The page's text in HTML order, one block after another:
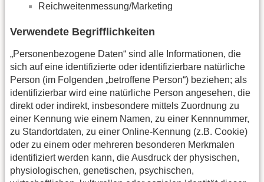
Reichweitenmessung/Marketing
Verwendete Begrifflichkeiten
„Personenbezogene Daten“ sind alle Informationen, die
sich auf eine identifizierte oder identifizierbare natürliche
Person (im Folgenden „betroffene Person“) beziehen; als
identifizierbar wird eine natürliche Person angesehen, die
direkt oder indirekt, insbesondere mittels Zuordnung zu
einer Kennung wie einem Namen, zu einer Kennnummer,
zu Standortdaten, zu einer Online-Kennung (z.B. Cookie)
oder zu einem oder mehreren besonderen Merkmalen
identifiziert werden kann, die Ausdruck der physischen,
physiologischen, genetischen, psychischen,